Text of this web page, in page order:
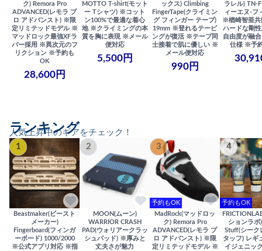
ク) Remora Pro
ADVANCED(レモラ プ
ロ アドバンスト) ※限
定リミテッドモデル ※
マッドロック最強XFラ
バー採用 ※異次元のフ
リクション ※予約も
OK
28,600円
MOTTO T-shirt(モット
ー Tシャツ) ※コット
ン100%で最適な着心
地 ※クライミングの本
質を胸に表現 ※メール
便対応
5,500円
ックス) Climbing
FingerTape(クライミン
グ フィンガー テープ)
19mm ※登れるテーピ
ングが復活 ※テープ同
士接着で肌に優しい ※
メール便対応
990円
ラレル) TN-
ィーエヌ-フ
※楢崎智亜
ハードな剛
自由度が融
仕様 ※予
人気上昇中のギアをチェック！
ランキング
1
Beastmaker(ビースト
メーカー)
Fingerboard(フィンガ
ーボード) 1000/2000
※公式アプリ対応 ※指
2
MOON(ムーン)
WARRIOR CRASH
PAD(ウォリアークラッ
シュパッド) ※厚みと
丈夫さが魅力
3
予約もOK
MadRock(マッドロッ
ク) Remora Pro
ADVANCED(レモラ プ
ロ アドバンスト) ※限
定リミテッドモデル ※
4
予約もOK
ションラボ
Stuff(シーク
タッフ) レギ
イジェニッ